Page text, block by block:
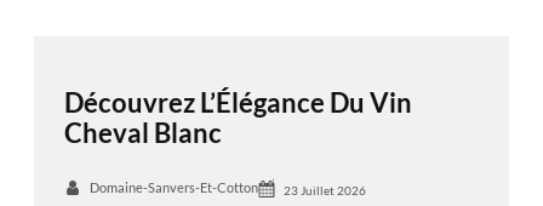
Découvrez L’Élégance Du Vin
Cheval Blanc
Domaine-Sanvers-Et-Cotton 23 Juillet 2026